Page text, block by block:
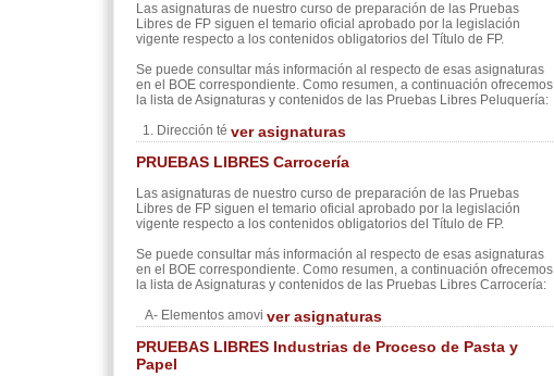
Las asignaturas de nuestro curso de preparación de las Pruebas
Libres de FP siguen el temario oficial aprobado por la legislación
vigente respecto a los contenidos obligatorios del Título de FP.
Se puede consultar más información al respecto de esas asignaturas
en el BOE correspondiente. Como resumen, a continuación ofrecemos
la lista de Asignaturas y contenidos de las Pruebas Libres Peluquería:
1. Dirección té ver asignaturas
PRUEBAS LIBRES Carrocería
Las asignaturas de nuestro curso de preparación de las Pruebas
Libres de FP siguen el temario oficial aprobado por la legislación
vigente respecto a los contenidos obligatorios del Título de FP.
Se puede consultar más información al respecto de esas asignaturas
en el BOE correspondiente. Como resumen, a continuación ofrecemos
la lista de Asignaturas y contenidos de las Pruebas Libres Carrocería:
A- Elementos amovi ver asignaturas
PRUEBAS LIBRES Industrias de Proceso de Pasta y
Papel